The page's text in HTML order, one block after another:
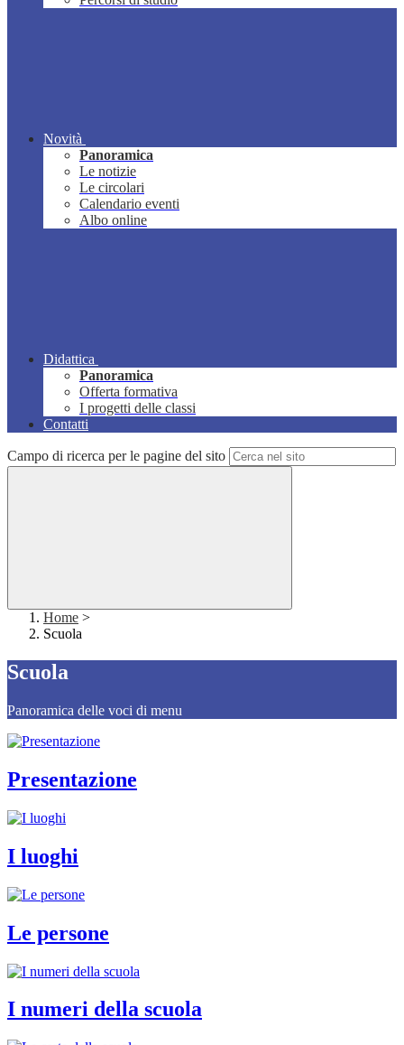
Novità
Panoramica
Le notizie
Le circolari
Calendario eventi
Albo online
Didattica
Panoramica
Offerta formativa
I progetti delle classi
Contatti
Campo di ricerca per le pagine del sito
Home >
Scuola
Scuola
Panoramica delle voci di menu
Presentazione
I luoghi
Le persone
I numeri della scuola